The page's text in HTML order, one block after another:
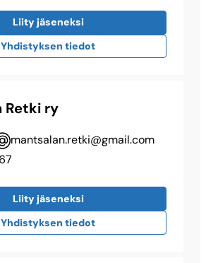
Liity jäseneksi
Yhdistyksen tiedot
Retki ry
mantsalan.retki@​gmail.com
Liity jäseneksi
Yhdistyksen tiedot